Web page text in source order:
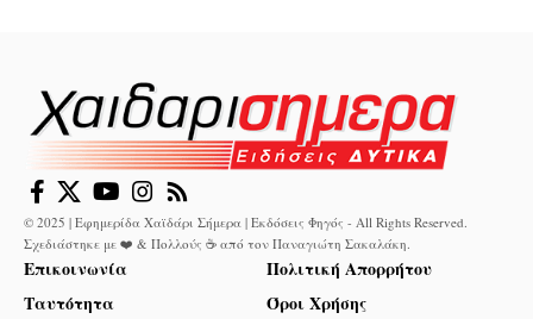
© 2025 | Εφημερίδα Χαϊδάρι Σήμερα | Εκδόσεις Φηγός - All Rights Reserved.
Σχεδιάστηκε με ❤️ & Πολλούς ☕ από τον Παναγιώτη Σακαλάκη
Επικοινωνία
Ταυτότητα
Πολιτική Απορρήτου
Όροι Χρήσης